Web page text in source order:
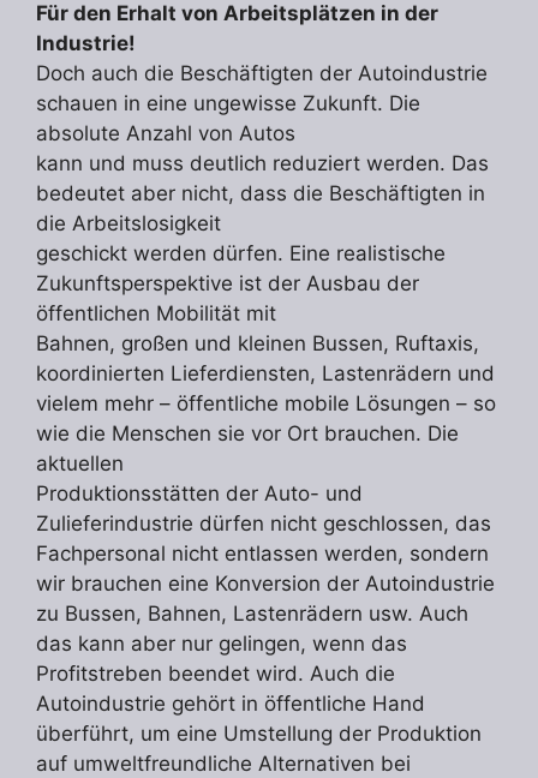
Für den Erhalt von Arbeitsplätzen in der
Industrie!
Doch auch die Beschäftigten der Autoindustrie
schauen in eine ungewisse Zukunft. Die
absolute Anzahl von Autos
kann und muss deutlich reduziert werden. Das
bedeutet aber nicht, dass die Beschäftigten in
die Arbeitslosigkeit
geschickt werden dürfen. Eine realistische
Zukunftsperspektive ist der Ausbau der
öffentlichen Mobilität mit
Bahnen, großen und kleinen Bussen, Ruftaxis,
koordinierten Lieferdiensten, Lastenrädern und
vielem mehr – öffentliche mobile Lösungen – so
wie die Menschen sie vor Ort brauchen. Die
aktuellen
Produktionsstätten der Auto- und
Zulieferindustrie dürfen nicht geschlossen, das
Fachpersonal nicht entlassen werden, sondern
wir brauchen eine Konversion der Autoindustrie
zu Bussen, Bahnen, Lastenrädern usw. Auch
das kann aber nur gelingen, wenn das
Profitstreben beendet wird. Auch die
Autoindustrie gehört in öffentliche Hand
überführt, um eine Umstellung der Produktion
auf umweltfreundliche Alternativen bei